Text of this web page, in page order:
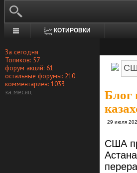
КОТИРОВКИ
За сегодня
Топиков: 57
форум акций: 61
остальные форумы: 210
комментариев: 1033
за месяц
Блог
29 июля
США